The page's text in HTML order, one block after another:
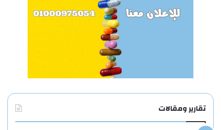
تقارير ومقالات